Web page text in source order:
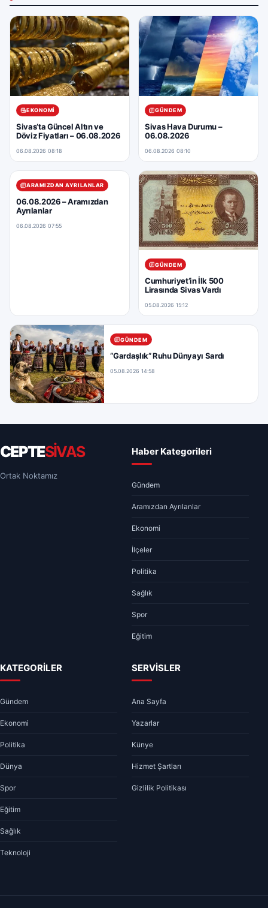
EKONOMI
Sivas’ta Güncel Altın ve
Döviz Fiyatları – 06.08.2026
06.08.2026 08:18
GÜNDEM
Sivas Hava Durumu –
06.08.2026
06.08.2026 08:10
ARAMIZDAN AYRILANLAR
06.08.2026 – Aramızdan
Ayrılanlar
06.08.2026 07:55
GÜNDEM
Cumhuriyet’in İlk 500
Lirasında Sivas Vardı
05.08.2026 15:12
GÜNDEM
“Gardaşlık” Ruhu Dünyayı Sardı
05.08.2026 14:58
CEPTESİVAS
Ortak Noktamız
Haber Kategorileri
Gündem
Aramızdan Ayrılanlar
Ekonomi
İlçeler
Politika
Sağlık
Spor
Eğitim
KATEGORİLER
Gündem
Ekonomi
Politika
Dünya
Spor
Eğitim
Sağlık
Teknoloji
SERVİSLER
Ana Sayfa
Yazarlar
Künye
Hizmet Şartları
Gizlilik Politikası